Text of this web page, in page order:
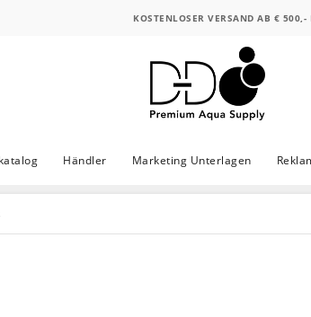
KOSTENLOSER VERSAND AB € 500,-
Händler Marketing Unterlagen